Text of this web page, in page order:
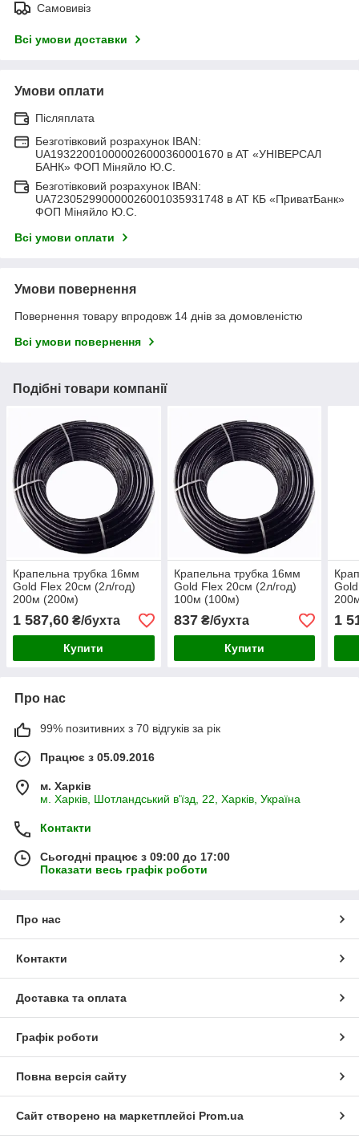
Самовивіз
Всі умови доставки
Умови оплати
Післяплата
Безготівковий розрахунок IBAN:
UA193220010000026000360001670 в АТ «УНІВЕРСАЛ
БАНК» ФОП Міняйло Ю.С.
Безготівковий розрахунок IBAN:
UA723052990000026001035931748 в АТ КБ «ПриватБанк»
ФОП Міняйло Ю.С.
Всі умови оплати
Умови повернення
Повернення товару впродовж 14 днів за домовленістю
Всі умови повернення
Подібні товари компанії
Крапельна трубка 16мм
Gold Flex 20см (2л/год)
200м (200м)
1 587,60 ₴/бухта
Купити
Крапельна трубка 16мм
Gold Flex 20см (2л/год)
100м (100м)
837₴/бухта
Купити
1
Про нас
99% позитивних з 70 відгуків за рік
Працює з 05.09.2016
м. Харків
м. Харків, Шотландський в'їзд, 22, Харків, Україна
Контакти
Сьогодні працює з 09:00 до 17:00
Показати весь графік роботи
Про нас
Контакти
Доставка та оплата
Графік роботи
Повна версія сайту
Сайт створено на маркетплейсі Prom.ua